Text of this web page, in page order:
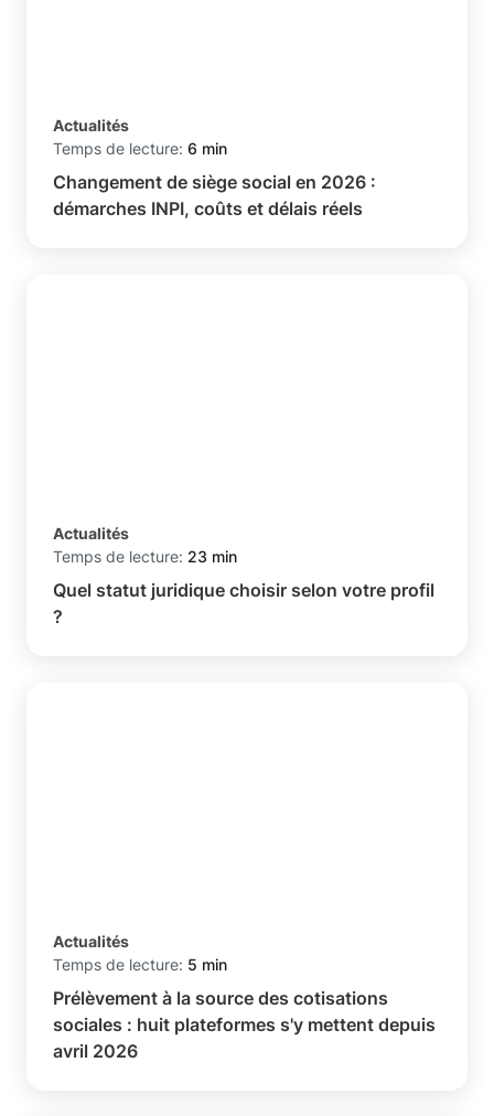
Actualités
Temps de lecture: 6 min
Changement de siège social en 2026 :
démarches INPI, coûts et délais réels
Actualités
Temps de lecture: 23 min
Quel statut juridique choisir selon votre profil
?
Actualités
Temps de lecture: 5 min
Prélèvement à la source des cotisations
sociales : huit plateformes s'y mettent depuis
avril 2026